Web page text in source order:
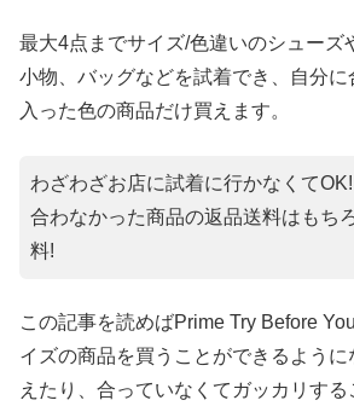
最大4点までサイズ/色違いのシューズ
小物、バッグなどを試着でき、自分に
入った色の商品だけ買えます。
わざわざお店に試着に行かなくてOK!
合わなかった商品の返品送料はもち
料!
この記事を読めばPrime Try Before
イズの商品を買うことができるよう
えたり、合っていなくてガッカリす